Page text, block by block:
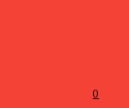
0